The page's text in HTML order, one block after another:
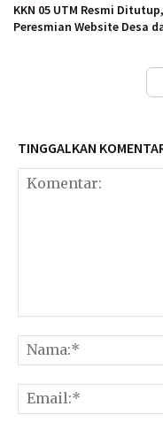
KKN 05 UTM Resmi Ditutup,
Peresmian Website Desa
TINGGALKAN